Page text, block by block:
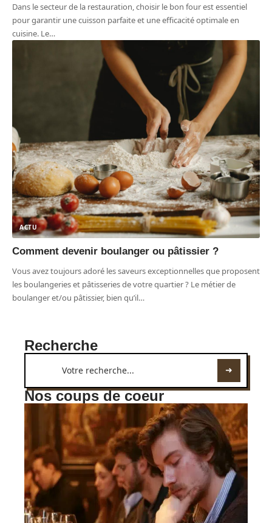
Dans le secteur de la restauration, choisir le bon four est essentiel
pour garantir une cuisson parfaite et une efficacité optimale en
cuisine. Le…
ACTU
Comment devenir boulanger ou pâtissier ?
Vous avez toujours adoré les saveurs exceptionnelles que proposent
les boulangeries et pâtisseries de votre quartier ? Le métier de
boulanger et/ou pâtissier, bien qu’il…
Recherche
Nos coups de coeur